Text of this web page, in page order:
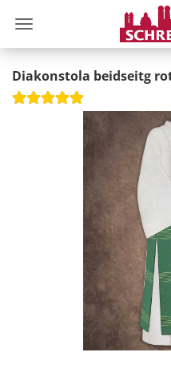
Diakonstola beidseitg